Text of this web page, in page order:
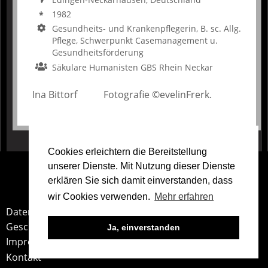
Cookies erleichtern die Bereitstellung
unserer Dienste. Mit Nutzung dieser Dienste
erklären Sie sich damit einverstanden, dass
wir Cookies verwenden. Mehr erfahren
Ja, einverstanden
1982
Gesundheits- und Krankenpflegerin, B. sc. Allg.
Pflege, Schwerpunkt Casemanagement u.
Gesundheitsförderung
Säkulare Humanisten GBS Rhein Neckar
Ina Bittorf Fotografie ©evelinFrerk.
unsere
Arbeit
Service
Datenschutz
Geschäftsbedingungen
Impressum
Kontakt